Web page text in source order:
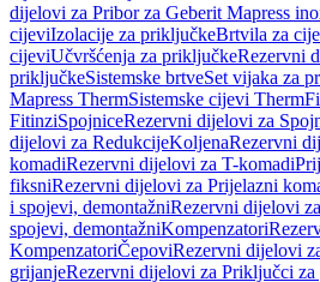
dijelovi za Pribor za Geberit Mapress
cijeviIzolacije za priključkeBrtvila za
cijeviUčvršćenja za priključkeRezervni
priključkeSistemske brtveSet vijaka za
Mapress ThermSistemske cijevi Therm
FitinziSpojniceRezervni dijelovi za
dijelovi za RedukcijeKoljenaRezervni
komadiRezervni dijelovi za T-komadi
fiksniRezervni dijelovi za Prijelazni
i spojevi, demontažniRezervni dijelovi
spojevi, demontažniKompenzatori
KompenzatoriČepoviRezervni dijelovi
grijanjeRezervni dijelovi za Priključci za